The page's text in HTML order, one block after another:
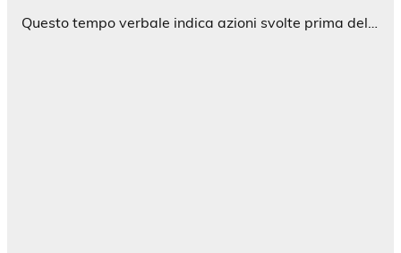
Questo tempo verbale indica azioni svolte prima del…